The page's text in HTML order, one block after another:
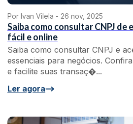
Por Ivan Vilela - 26 nov, 2025
Saiba como consultar CNPJ de
fácil e online
Saiba como consultar CNPJ e
essenciais para negócios.
e facilite suas transaç�...
Ler agora